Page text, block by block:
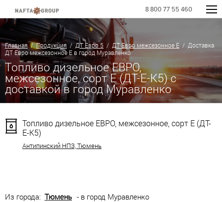
8 800 77 55 460
Главная/Продукция/ДТ Евро 5 / ДТ Евро межсезонное Е / Доставка
ДТ Евро межсезонное Е в город Муравленко
Топливо дизельное ЕВРО,
межсезонное, сорт Е (ДТ-Е-К5) с
доставкой в город Муравленко
Топливо дизельное ЕВРО, межсезонное, сорт Е (ДТ-
Е-К5)
Антипинский НПЗ, Тюмень
Из города: Тюмень - в город Муравленко